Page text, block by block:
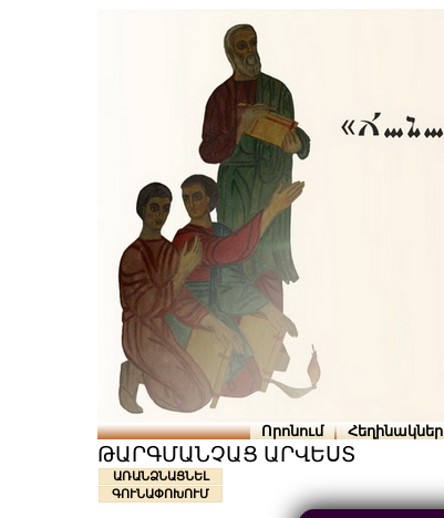
Որոնում Հեղինակներ
ԹԱՐԳՄԱՆՉԱՑ ԱՐՎԵՍՏ
ԱՌԱՆՁՆԱՑՆԵԼ
ԳՈՒՆԱՓՈԽՈՒՄ